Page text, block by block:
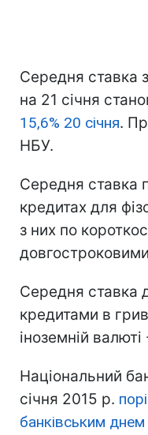
Середня ставка
на 21 січня
15,6% 20 січня.
НБУ.
Середня ставка
кредитах для
з них по
Середня ставка
кредитами в
іноземній валюті
Національний
січня 2015 р.
банківським днем